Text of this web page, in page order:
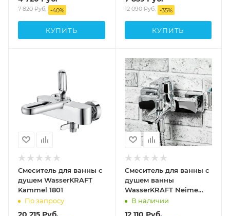
7 820Руб. -40%
КУПИТЬ
12 090Руб. -35%
КУПИТЬ
Смеситель для ванны с
душем WasserKRAFT
Kammel 1801
По запросу
Смеситель для ванны с
душем ванны
WasserKRAFT Neime
1901В наличии